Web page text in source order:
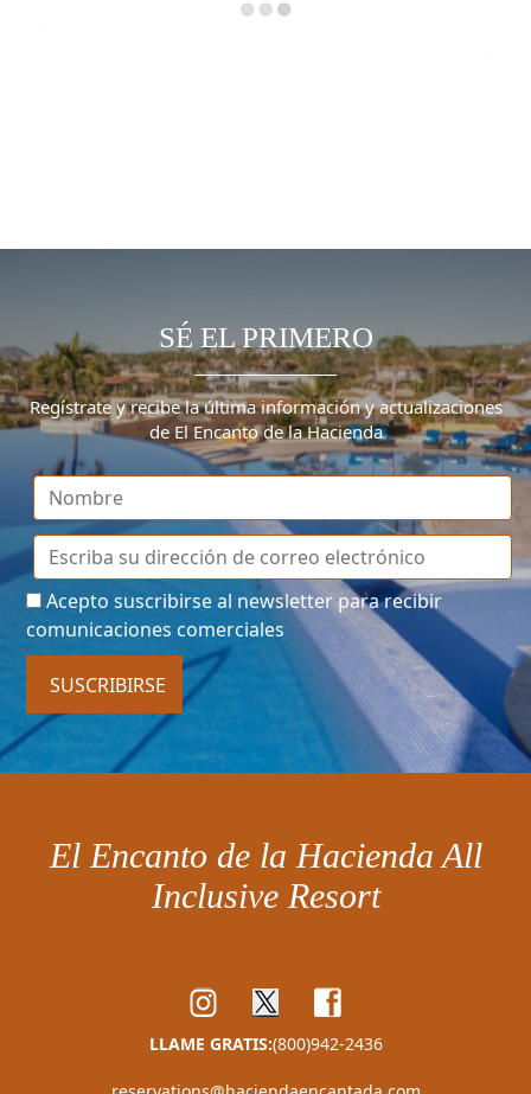
SÉ EL PRIMERO
Regístrate y recibe la última información y actualizaciones
de El Encanto de la Hacienda
Acepto suscribirse al newsletter para recibir
comunicaciones comerciales
SUSCRIBIRSE
El Encanto de la Hacienda All
Inclusive Resort
LLAME GRATIS:(800)942-2436